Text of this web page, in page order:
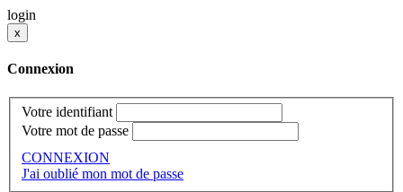
login
x
Connexion
Votre identifiant
Votre mot de passe
CONNEXION
J'ai oublié mon mot de passe